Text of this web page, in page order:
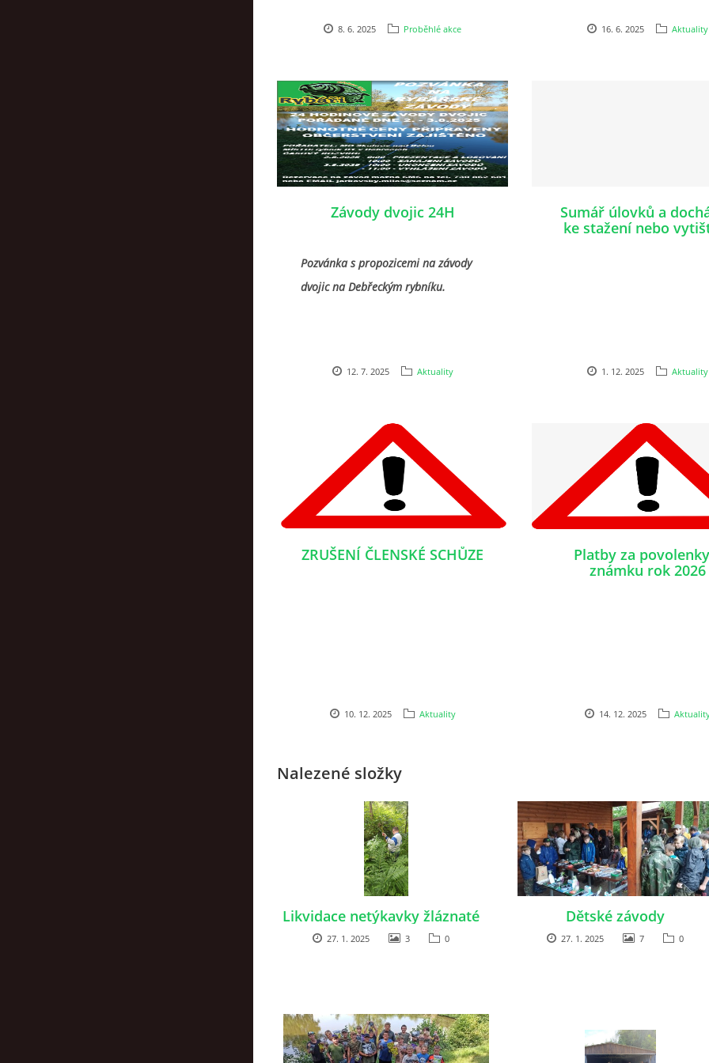
8. 6. 2025 Proběhlé akce 16. 6. 2025 Aktuality
Závody dvojic 24H
Pozvánka s propozicemi na závody
dvojic na Debřeckým rybníku.
12. 7. 2025 Aktuality
Sumář úlovků a
ke stažení nebo
1. 12. 2025 Aktuality
ZRUŠENÍ ČLENSKÉ SCHŮZE
10. 12. 2025 Aktuality
Platby za
známku rok 2026
14. 12. 2025
Nalezené složky
Likvidace netýkavky žláznaté
27. 1. 2025 3 0
Dětské závody
27. 1. 2025 7 0